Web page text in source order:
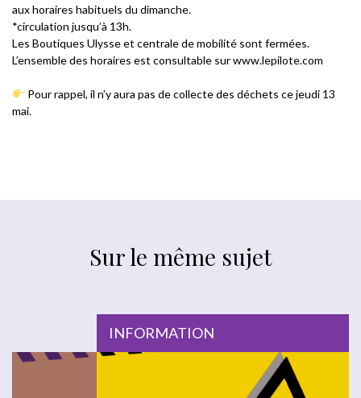
aux horaires habituels du dimanche.
*circulation jusqu’à 13h.
Les Boutiques Ulysse et centrale de mobilité sont fermées.
L’ensemble des horaires est consultable sur www.lepilote.com
Pour rappel, il n’y aura pas de collecte des déchets ce jeudi 13
mai.
Sur le même sujet
INFORMATION